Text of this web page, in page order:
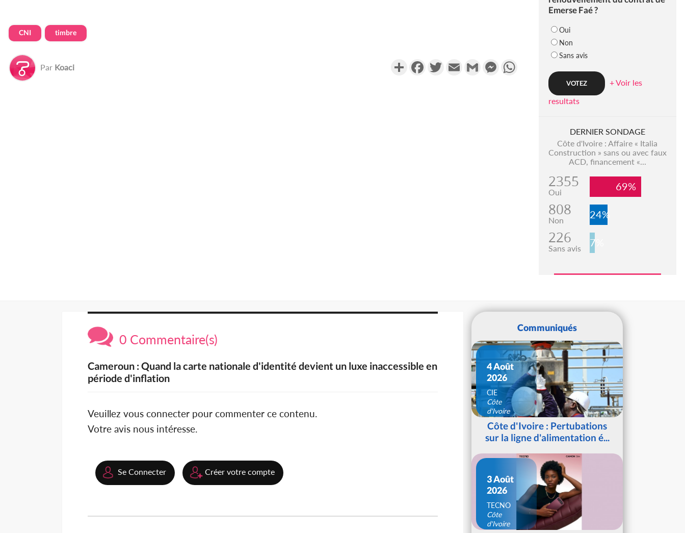
CNI timbre
Par Koaci PartagerFacebookTwitterEmail Gmail Messenger
Emerse Faé ?
Oui
Non
Sans avis
+ Voir les
resultats
DERNIER SONDAGE
Côte d'Ivoire : Affaire « Italia
Construction » sans ou avec faux
ACD, financement «...
2355
Oui 69%
808
Non 24%
226
Sans avis 7%
0 Commentaire(s)
Cameroun : Quand la carte nationale d'identité devient un luxe inaccessible en
période d'inflation
Veuillez vous connecter pour commenter ce contenu.
Votre avis nous intéresse.
Se Connecter Créer votre compte
Communiqués
4 Août
2026
CIE
Côte
d'Ivoire
Côte d'Ivoire : Pertubations
sur la ligne d'alimentation é...
3 Août
2026
TECNO
Côte
d'Ivoire